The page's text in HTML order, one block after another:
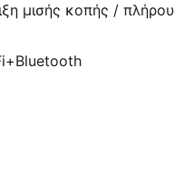
μισής κοπής /